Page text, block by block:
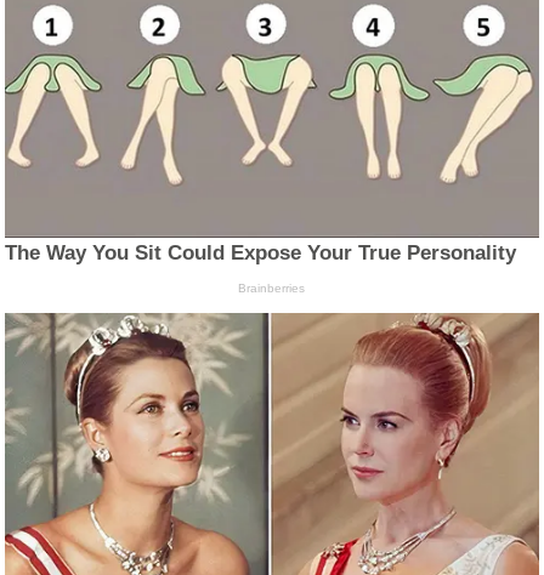
The Way You Sit Could Expose Your True Personality
Brainberries